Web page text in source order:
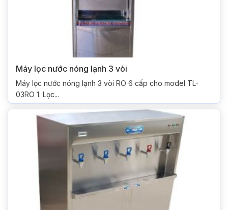
Máy lọc nước nóng lạnh 3 vòi
Máy lọc nước nóng lạnh 3 vòi RO 6 cấp cho model TL-
03RO 1. Lọc...